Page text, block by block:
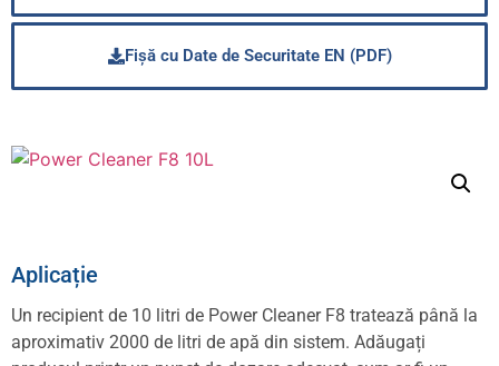
Fișă cu Date de Securitate EN (PDF)
Aplicație
Un recipient de 10 litri de Power Cleaner F8 tratează până la
aproximativ 2000 de litri de apă din sistem. Adăugați